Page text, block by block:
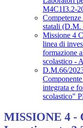
M4C1I3.2-
statali (D.M.
Missione 4
linea di
formazione
scolastico -
D.M.66/
integrata e
scolastico"
MISSIONE 4 -